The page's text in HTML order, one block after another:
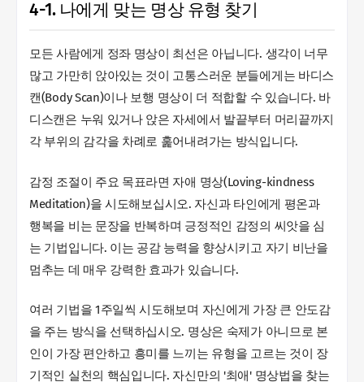
4-1. 나에게 맞는 명상 유형 찾기
모든 사람에게 정좌 명상이 최선은 아닙니다. 생각이 너무
많고 가만히 앉아있는 것이 고통스러운 분들에게는 바디스
캔(Body Scan)이나 보행 명상이 더 적합할 수 있습니다. 바
디스캔은 누워 있거나 앉은 자세에서 발끝부터 머리끝까지
각 부위의 감각을 차례로 훑어내려가는 방식입니다.
감정 조절이 주요 목표라면 자애 명상(Loving-kindness
Meditation)을 시도해보십시오. 자신과 타인에게 평온과
행복을 비는 문장을 반복하며 긍정적인 감정의 씨앗을 심
는 기법입니다. 이는 공감 능력을 향상시키고 자기 비난을
멈추는 데 매우 강력한 효과가 있습니다.
여러 기법을 1주일씩 시도해보며 자신에게 가장 큰 안도감
을 주는 방식을 선택하십시오. 명상은 숙제가 아니므로 본
인이 가장 편안하고 흥미를 느끼는 유형을 고르는 것이 장
기적인 실천의 핵심입니다. 자신만의 '최애' 명상법을 찾는